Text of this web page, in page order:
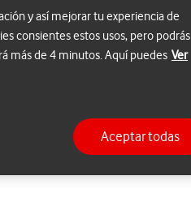
y así mejorar tu experiencia de
consientes estos usos, pero podrás
más de 4 minutos. Aquí puedes Ver
Aceptar todas